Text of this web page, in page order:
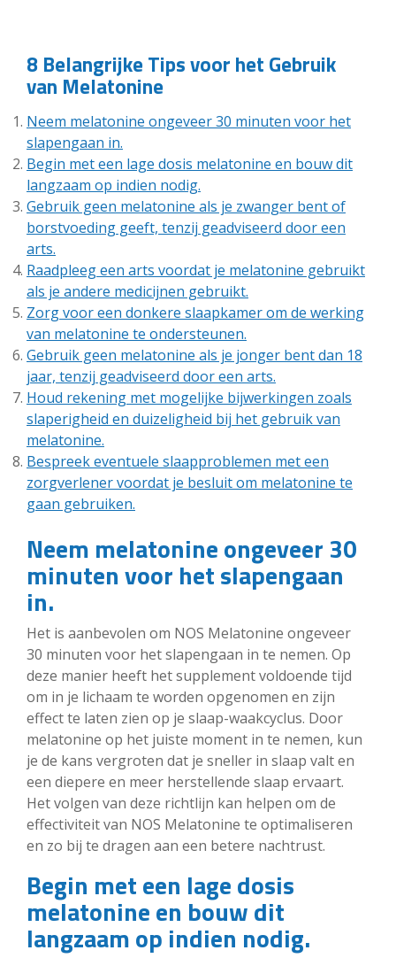
8 Belangrijke Tips voor het Gebruik
van Melatonine
Neem melatonine ongeveer 30 minuten voor het
slapengaan in.
Begin met een lage dosis melatonine en bouw dit
langzaam op indien nodig.
Gebruik geen melatonine als je zwanger bent of
borstvoeding geeft, tenzij geadviseerd door een
arts.
Raadpleeg een arts voordat je melatonine gebruikt
als je andere medicijnen gebruikt.
Zorg voor een donkere slaapkamer om de werking
van melatonine te ondersteunen.
Gebruik geen melatonine als je jonger bent dan 18
jaar, tenzij geadviseerd door een arts.
Houd rekening met mogelijke bijwerkingen zoals
slaperigheid en duizeligheid bij het gebruik van
melatonine.
Bespreek eventuele slaapproblemen met een
zorgverlener voordat je besluit om melatonine te
gaan gebruiken.
Neem melatonine ongeveer 30
minuten voor het slapengaan
in.
Het is aanbevolen om NOS Melatonine ongeveer
30 minuten voor het slapengaan in te nemen. Op
deze manier heeft het supplement voldoende tijd
om in je lichaam te worden opgenomen en zijn
effect te laten zien op je slaap-waakcyclus. Door
melatonine op het juiste moment in te nemen, kun
je de kans vergroten dat je sneller in slaap valt en
een diepere en meer herstellende slaap ervaart.
Het volgen van deze richtlijn kan helpen om de
effectiviteit van NOS Melatonine te optimaliseren
en zo bij te dragen aan een betere nachtrust.
Begin met een lage dosis
melatonine en bouw dit
langzaam op indien nodig.